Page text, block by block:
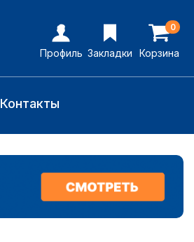
Профиль Закладки
0
Корзина
Контакты